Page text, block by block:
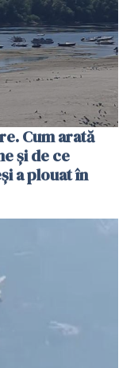
Cum arată
și de ce
a plouat în